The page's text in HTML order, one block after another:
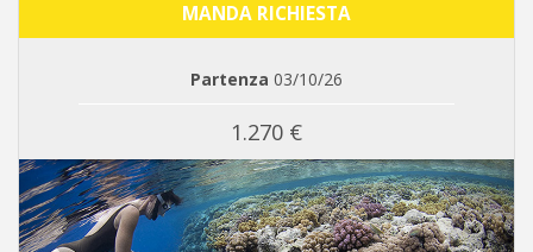
MANDA RICHIESTA
Partenza 03/10/26
1.270 €
Previous Next